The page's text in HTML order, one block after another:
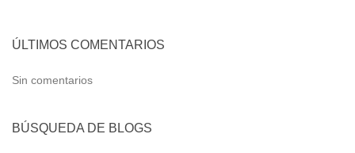
ÚLTIMOS COMENTARIOS
Sin comentarios
BÚSQUEDA DE BLOGS